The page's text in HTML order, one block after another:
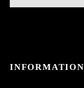
INFORMATION